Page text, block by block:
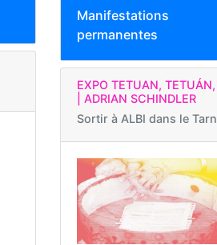
Manifestations
permanentes
EXPO TETUAN, TETUÁN, تطوان
| ADRIAN SCHINDLER
Sortir à ALBI dans le Tarn